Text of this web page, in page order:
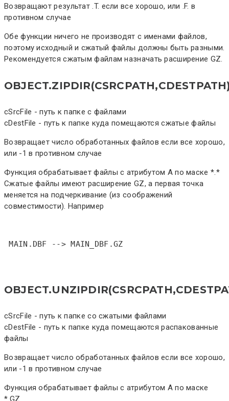
Возвращают результат .T. если все хорошо, или .F. в
противном случае
Обе функции ничего не производят с именами файлов,
поэтому исходный и сжатый файлы должны быть разными.
Рекомендуется сжатым файлам назначать расширение GZ.
cSrcFile - путь к папке с файлами
cDestFile - путь к папке куда помещаются сжатые файлы
Возвращает число обработанных файлов если все хорошо,
или -1 в противном случае
Функция обрабатывает файлы с атрибутом A по маске *.*
Сжатые файлы имеют расширение GZ, а первая точка
меняется на подчеркивание (из соображений
совместимости). Например
MAIN.DBF --> MAIN_DBF.GZ
cSrcFile - путь к папке со сжатыми файлами
cDestFile - путь к папке куда помещаются распакованные
файлы
Возвращает число обработанных файлов если все хорошо,
или -1 в противном случае
Функция обрабатывает файлы с атрибутом A по маске
*.GZ